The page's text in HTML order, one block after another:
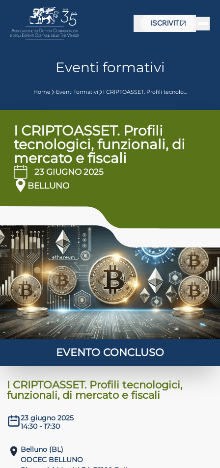
ISCRIVITI
Eventi formativi
Home Eventi formativi I CRIPTOASSET. Profili tecnolo...
I CRIPTOASSET. Profili
tecnologici, funzionali, di
mercato e fiscali
23 GIUGNO 2025
BELLUNO
EVENTO CONCLUSO
I CRIPTOASSET. Profili tecnologici,
funzionali, di mercato e fiscali
23 giugno 2025
14:30 - 17:30
Belluno (BL)
ODCEC BELLUNO
crisi